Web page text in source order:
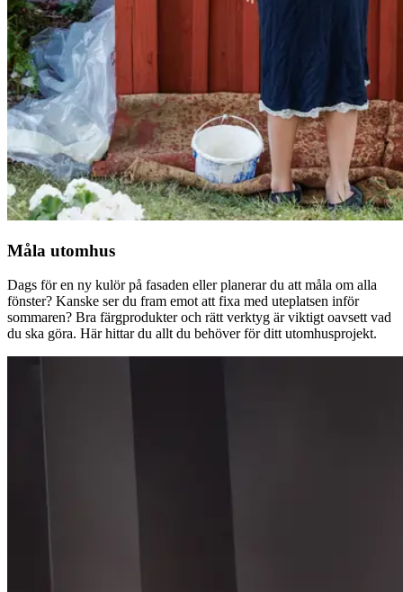
Måla utomhus
Dags för en ny kulör på fasaden eller planerar du att måla om alla
fönster? Kanske ser du fram emot att fixa med uteplatsen inför
sommaren? Bra färgprodukter och rätt verktyg är viktigt oavsett vad
du ska göra. Här hittar du allt du behöver för ditt utomhusprojekt.